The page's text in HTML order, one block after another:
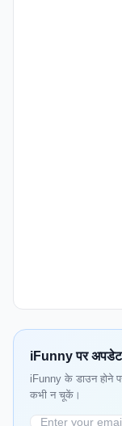
iFunny पर अपडेट
iFunny के डाउन होने
कभी न चूकें।